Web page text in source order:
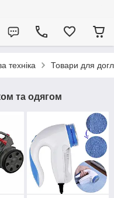
техніка Товари для
та одягом